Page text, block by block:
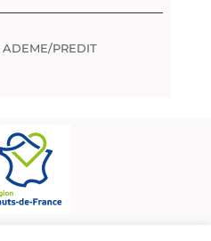
ADEME/PREDIT